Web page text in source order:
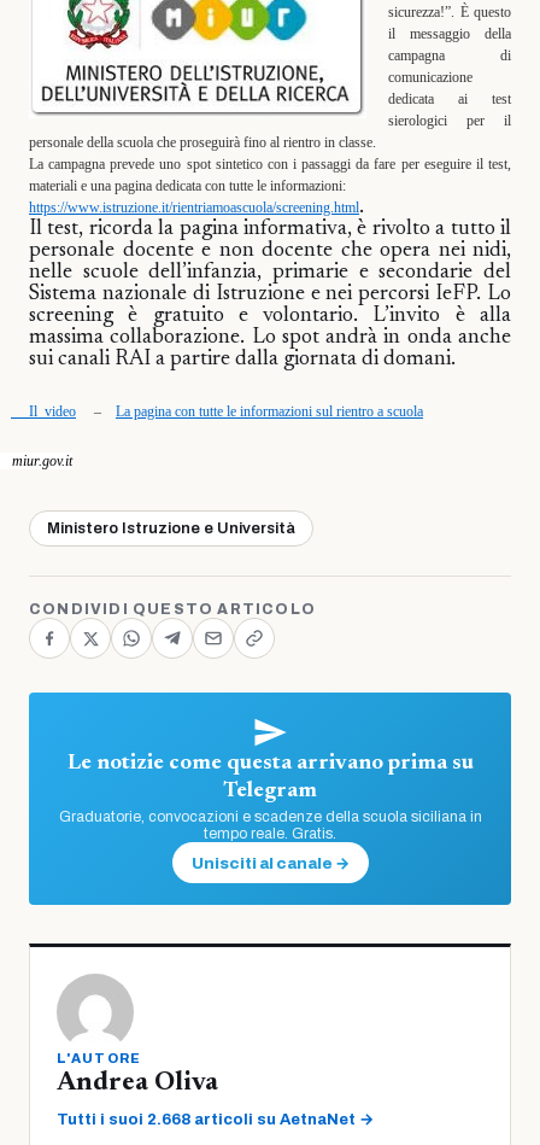
sicurezza!”. È questo
il messaggio della
campagna di
comunicazione
dedicata ai test
sierologici per il
personale della scuola che proseguirà fino al rientro in classe.
La campagna prevede uno spot sintetico con i passaggi da fare per eseguire il test,
materiali e una pagina dedicata con tutte le informazioni:
https://www.istruzione.it/rientriamoascuola/screening.html.
Il test, ricorda la pagina informativa, è rivolto a tutto il
personale docente e non docente che opera nei nidi,
nelle scuole dell’infanzia, primarie e secondarie del
Sistema nazionale di Istruzione e nei percorsi IeFP. Lo
screening è gratuito e volontario. L’invito è alla
massima collaborazione. Lo spot andrà in onda anche
sui canali RAI a partire dalla giornata di domani.
Il video – La pagina con tutte le informazioni sul rientro a scuola
Ministero Istruzione e Università
CONDIVIDI QUESTO ARTICOLO
Le notizie come questa arrivano prima su
Telegram
Graduatorie, convocazioni e scadenze della scuola siciliana in
tempo reale. Gratis.
Unisciti al canale →
L'AUTORE
Andrea Oliva
Tutti i suoi 2.668 articoli su AetnaNet →